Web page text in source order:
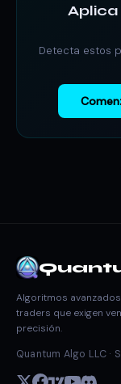
Aplica
Detecta estos
Algoritmos
traders que exigen
precisión.
Quantum Algo LLC ·